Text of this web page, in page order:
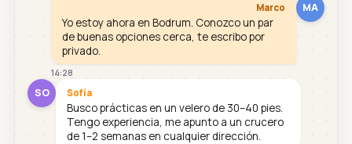
MA
Marco
Yo estoy ahora en Bodrum. Conozco un par
de buenas opciones cerca, te escribo por
privado.
14:28
SO Sofía
Busco prácticas en un velero de 30–40 pies.
Tengo experiencia, me apunto a un crucero
de 1–2 semanas en cualquier dirección.